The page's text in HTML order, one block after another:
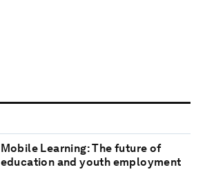
Mobile Learning: The future of
education and youth employment